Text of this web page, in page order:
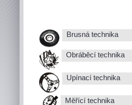
Brusná technika
Obráběcí technika
Upínací technika
Měřící technika